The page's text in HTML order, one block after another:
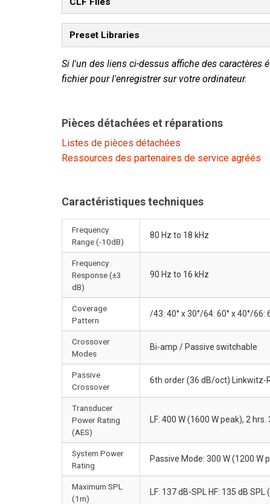
Preset Libraries
Si l'un des liens ci-dessus affiche des caractères
fichier pour l'enregistrer sur votre ordinateur.
Pièces détachées et réparations
Listes de pièces détachées
Ressources des partenaires de service agréés
Caractéristiques techniques
Frequency
Range (-10dB)
80 Hz to 18 kHz
Frequency
Response (±3
dB)
90 Hz to 16 kHz
Coverage
Pattern
/43: 40° x 30°/64: 60° x 40°/66:
Crossover
Modes
Bi-amp / Passive switchable
Passive
Crossover
6th order (36 dB/oct) Linkwitz-
Transducer
Power Rating
(AES)
LF: 400 W (1600 W peak), 2
System Power
Rating
Passive Mode: 300 W (1200 W
Maximum SPL
(1m)
LF: 137 dB-SPL HF: 135 dB